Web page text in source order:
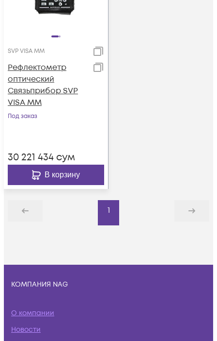
SVP VISA MM
Рефлектометр
оптический
Связьприбор SVP
VISA MM
Под заказ
30 221 434 сум
В корзину
Назад
1
Дальше
КОМПАНИЯ NAG
О компании
Новости